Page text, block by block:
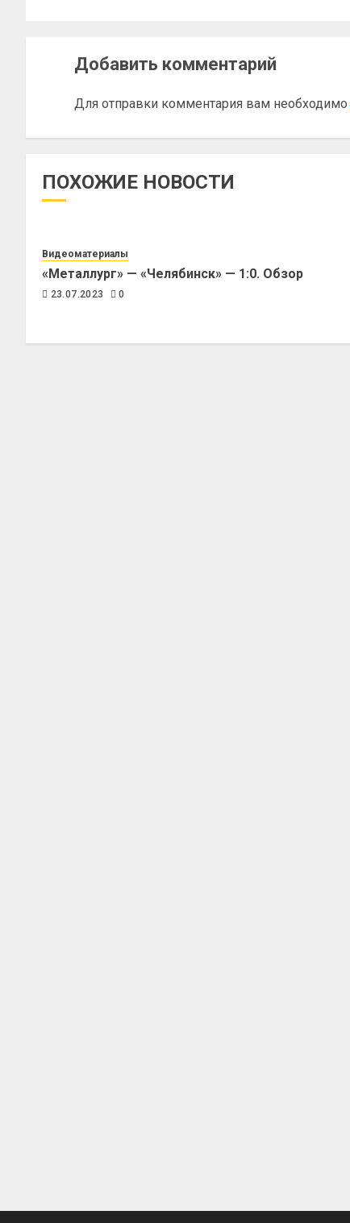
Добавить комментарий
Для отправки комментария вам необходимо
ПОХОЖИЕ НОВОСТИ
Видеоматериалы
«Металлург» — «Челябинск» — 1:0. Обзор
23.07.2023 0